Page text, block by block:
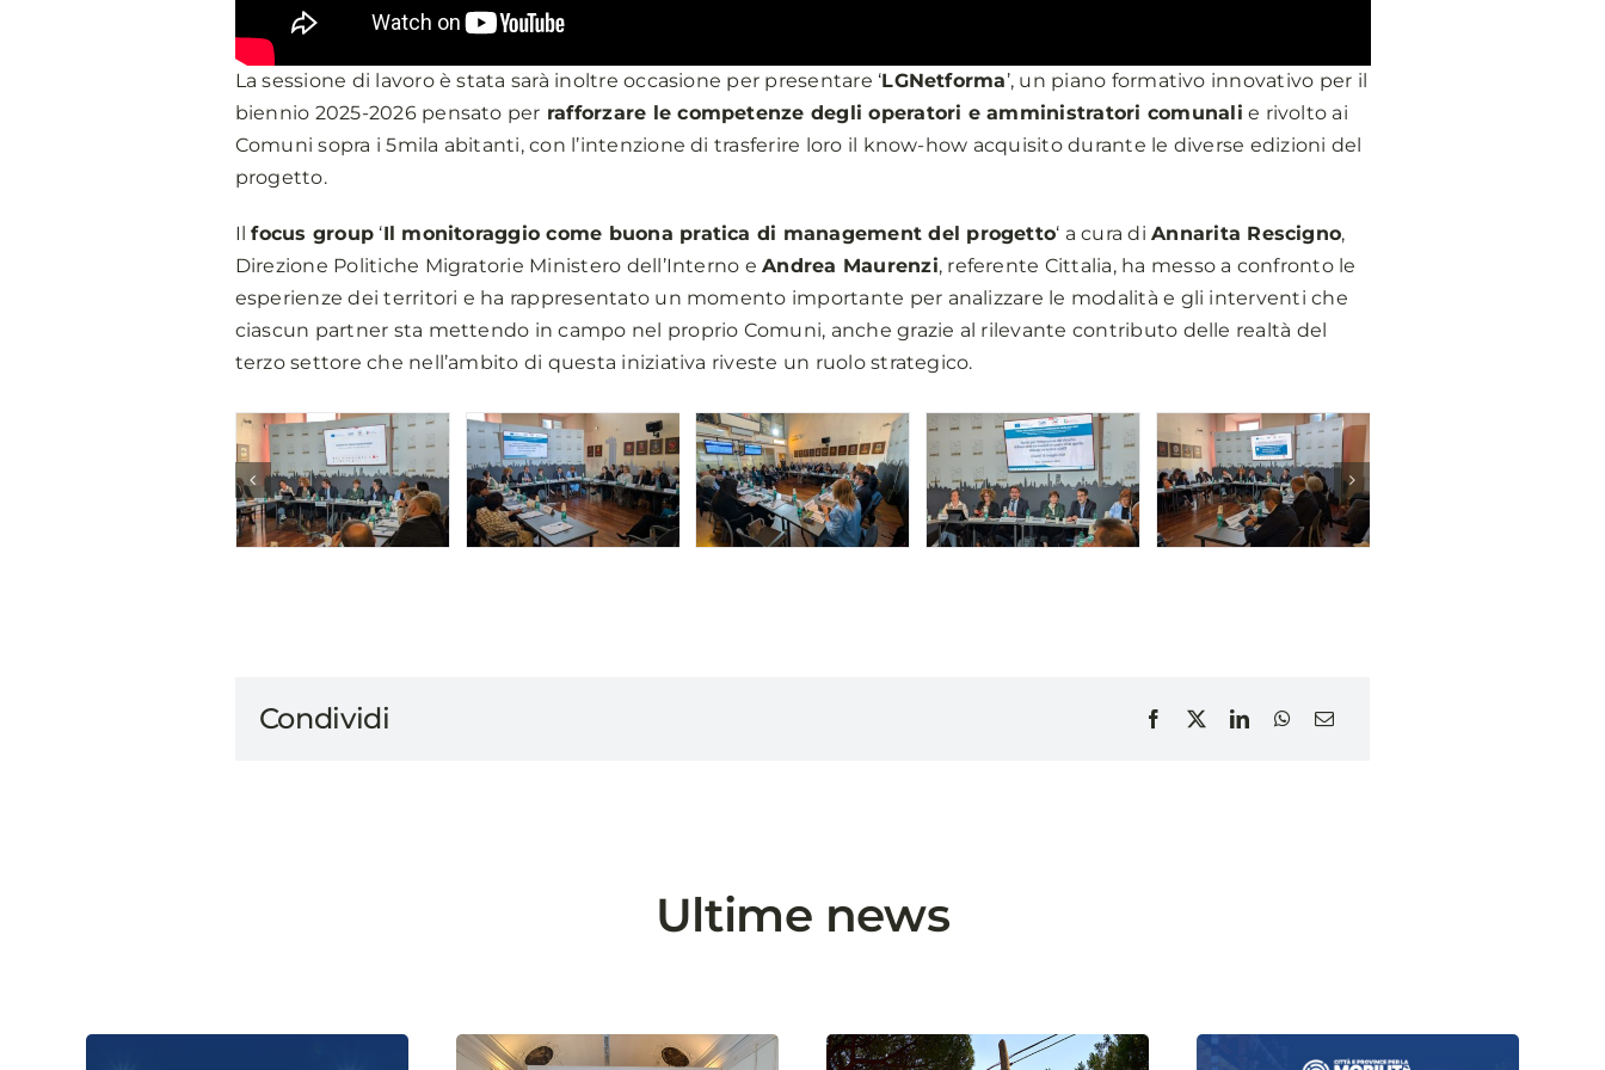
La sessione di lavoro è stata sarà inoltre occasione per presentare ‘LGNetforma’, un piano formativo innovativo per il
biennio 2025-2026 pensato per rafforzare le competenze degli operatori e amministratori comunali e rivolto ai
Comuni sopra i 5mila abitanti, con l’intenzione di trasferire loro il know-how acquisito durante le diverse edizioni del
progetto.
Ilfocus group ‘Il monitoraggio come buona pratica di management del progetto‘ a cura diAnnarita Rescigno,
Direzione Politiche Migratorie Ministero dell’Interno eAndrea Maurenzi, referente Cittalia, ha messo a confronto le
esperienze dei territori e ha rappresentato un momento importante per analizzare le modalità e gli interventi che
ciascun partner sta mettendo in campo nel proprio Comuni, anche grazie al rilevante contributo delle realtà del
terzo settore che nell’ambito di questa iniziativa riveste un ruolo strategico.
Condividi
Ultime news